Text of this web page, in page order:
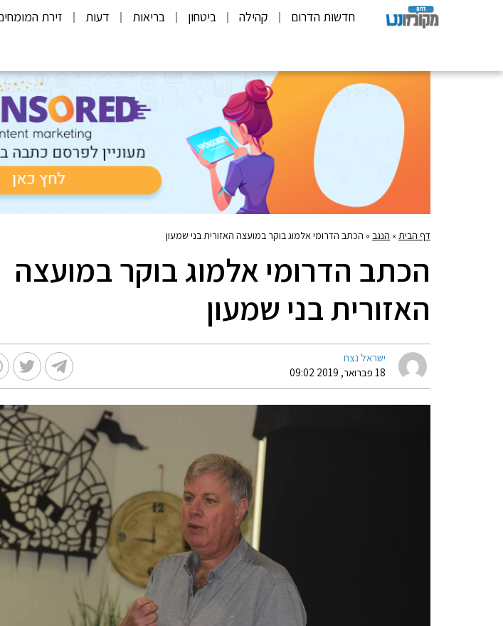
חדשות הדרום קהילה ביטחון בריאות דעות זירת
דף הבית » הנגב» הכתב הדרומי אלמוג בוקר במועצה האזורית בני שמעון
הכתב הדרומי אלמוג בוקר במועצה
האזורית בני שמעון
ישראל נצח
18 פברואר, 2019 09:02